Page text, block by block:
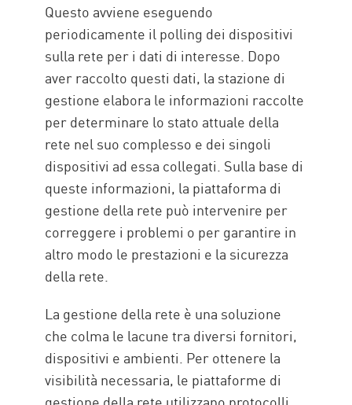
Questo avviene eseguendo
periodicamente il polling dei dispositivi
sulla rete per i dati di interesse. Dopo
aver raccolto questi dati, la stazione di
gestione elabora le informazioni raccolte
per determinare lo stato attuale della
rete nel suo complesso e dei singoli
dispositivi ad essa collegati. Sulla base di
queste informazioni, la piattaforma di
gestione della rete può intervenire per
correggere i problemi o per garantire in
altro modo le prestazioni e la sicurezza
della rete.
La gestione della rete è una soluzione
che colma le lacune tra diversi fornitori,
dispositivi e ambienti. Per ottenere la
visibilità necessaria, le piattaforme di